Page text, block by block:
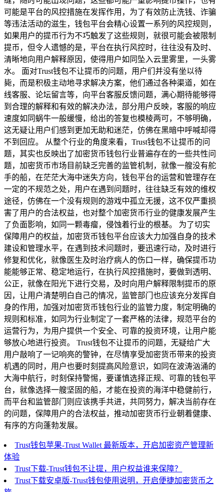
可能是平台的风控措施在发挥作用，为了有效防止洗钱、诈骗
等违法活动的滋生，钱包平台会精心设置一系列的风控规则，
如果用户的提币行为不巧触发了这些规则，就很可能会被限制
提币，但令人遗憾的是，平台在执行风控时，往往没有及时、
清晰地向用户解释原因，使得用户如同坠入云里雾里，一头雾
水。 面对Trust钱包不让提币的问题，用户们并没有坐以待
毙，而是积极主动地寻求解决方案，他们通过各种渠道，如在
线客服、论坛留言等，向平台客服反馈问题，满心期待能够得
到合理的解释和有效的解决办法，部分用户反映，客服的响应
速度如同蜗牛一般缓慢，给出的答复也模棱两可，不够明确，
这无疑让用户们感到更加无助和迷茫，仿佛在黑暗中呼喊却得
不到回应。 从整个行业的角度来看，Trust钱包不让提币的问
题，其实也反映出了加密货币钱包行业普遍存在的一些共性问
题，加密货币市场目前缺乏完善的监管机制，就像一艘没有舵
手的船，在茫茫大海中迷失方向，钱包平台的运营和管理存在
一定的不规范之处，用户在遇到问题时，往往缺乏有效的维权
途径，仿佛在一个没有规则的游戏中孤立无援，这不仅严重损
害了用户的合法权益，也对整个加密货币行业的健康发展产生
了负面影响，如同一颗毒瘤，侵蚀着行业的根基。 为了切实
保障用户的权益，加密货币钱包平台应该大力加强自身的技术
建设和管理水平，在遇到技术问题时，要迅速行动，及时进行
修复和优化，就像医生及时治疗病人的伤口一样，确保提币功
能能够正常、稳定地运行，在执行风控措施时，要做到透明、
公正，就像在阳光下进行交易，及时向用户解释限制提币的原
因，让用户清楚明白自己的情况，监管部门也应该充分发挥自
身的作用，加强对加密货币钱包行业的监管力度，制定明确的
规则和标准，如同为行业制定了一套严格的法律，规范平台的
运营行为，为用户提供一个安全、可靠的投资环境，让用户能
够放心地进行投资。 Trust钱包不让提币的问题，无疑给广大
用户敲响了一记响亮的警钟，在尽情享受加密货币带来的投资
机遇的同时，用户也要时刻提高风险意识，如同在波涛汹涌的
大海中航行，时刻保持警惕，要谨慎选择正规、可靠的钱包平
台，就像选择一艘坚固的船，才能在投资的海洋中稳健前行，
而平台和监管部门则应该携手共进，共同努力，解决当前存在
的问题，保障用户的合法权益，推动加密货币行业朝着健康、
有序的方向蓬勃发展。
Trust钱包苹果-Trust Wallet 最新版本，开启加密资产管理新
体验
Trust下载-Trust钱包不让提，用户权益谁来保障？
Trust下载安卓版-Trust钱包使用说明，开启便捷加密货币之